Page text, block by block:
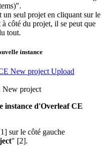
un seul projet en cliquant sur le
côté du projet, il se peut que
tout.
instance
New project
instance d'Overleaf CE
sur le côté gauche
" [2].